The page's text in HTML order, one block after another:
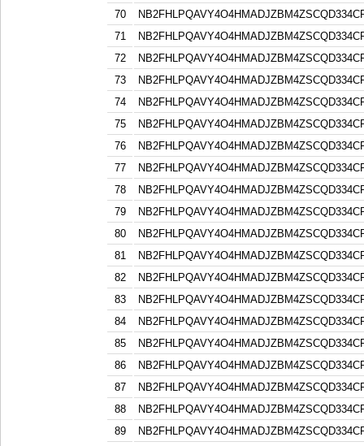
70
71
72
73
74
75
76
77
78
79
80
81
82
83
84
85
86
87
88
89